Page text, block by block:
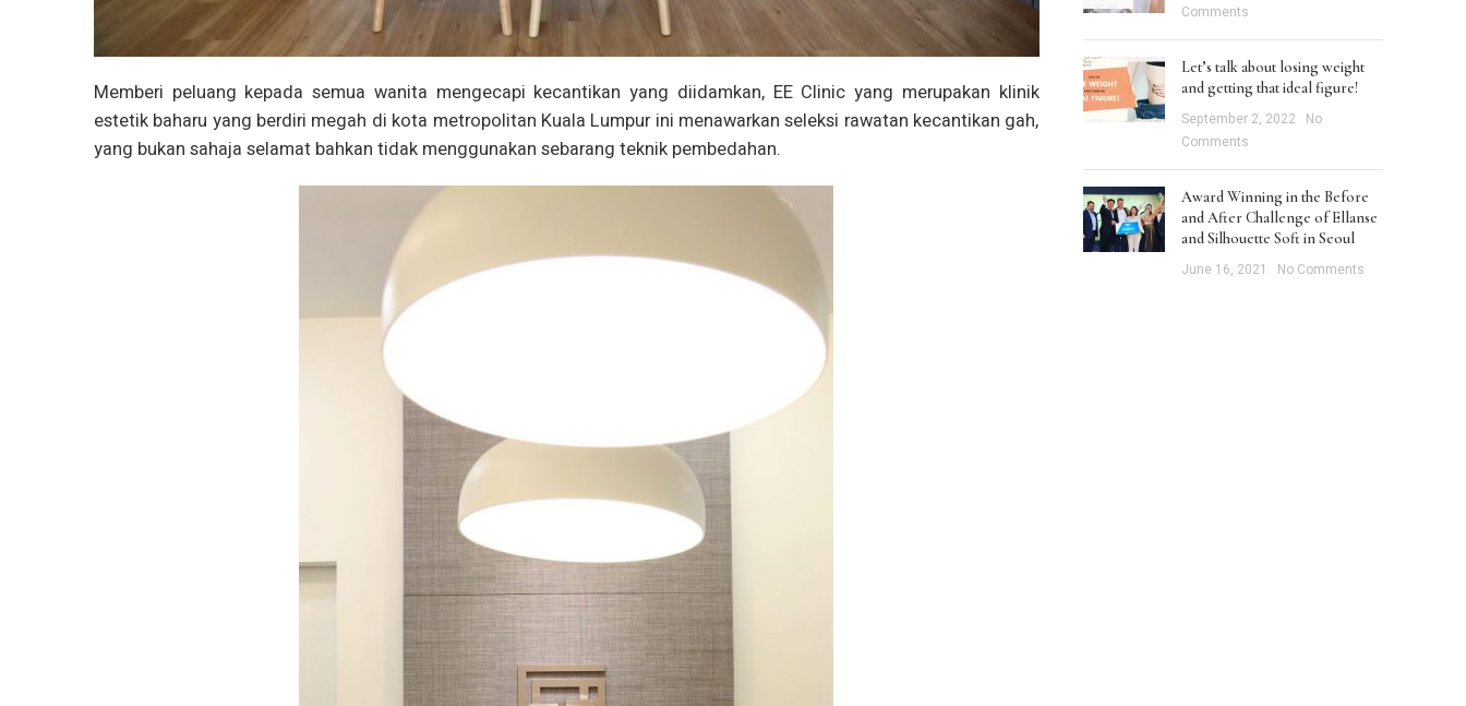
Memberi peluang kepada semua wanita mengecapi kecantikan yang diidamkan, EE Clinic yang merupakan klinik
estetik baharu yang berdiri megah di kota metropolitan Kuala Lumpur ini menawarkan seleksi rawatan kecantikan gah,
yang bukan sahaja selamat bahkan tidak menggunakan sebarang teknik pembedahan.
Comments
Let’s talk about losing weight
and getting that ideal figure!
September 2, 2022
No
Comments
Award Winning in the Before
and After Challenge of Ellanse
and Silhouette Soft in Seoul
June 16, 2021 No Comments